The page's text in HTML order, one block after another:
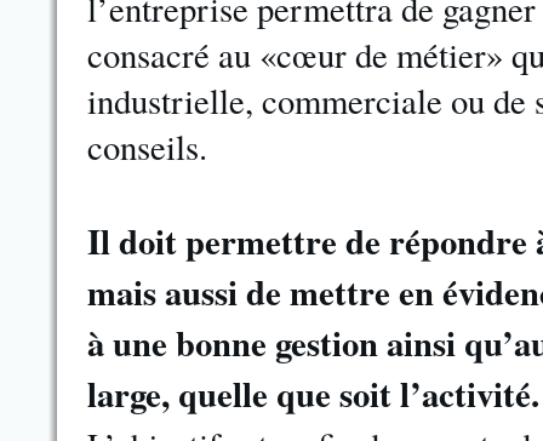
consacré au «cœur de métier»
industrielle, commerciale ou de
conseils.
Il doit permettre de répondre
mais aussi de mettre en
à une bonne gestion ainsi
large, quelle que soit l’activité.